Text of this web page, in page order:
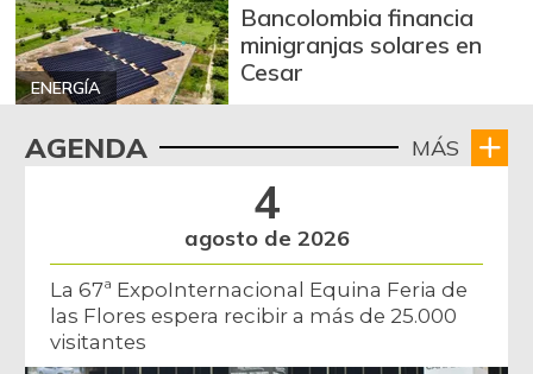
ENERGÍA
Bancolombia financia
minigranjas solares en
Cesar
AGENDA MÁS
4
agosto de 2026
La 67ª ExpoInternacional Equina Feria de
las Flores espera recibir a más de 25.000
visitantes